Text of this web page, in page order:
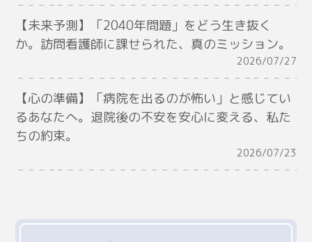
【未来予測】「2040年問題」をどう生き抜く
か。訪問看護師に課せられた、真のミッション。
2026/07/27
【心の準備】「病院を出るのが怖い」と感じてい
るあなたへ。退院後の不安を安心に変える、私た
ちの約束。
2026/07/23